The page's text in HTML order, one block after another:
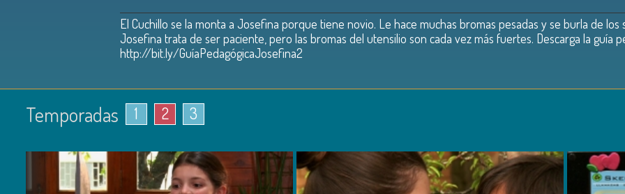
El Cuchillo se la monta a Josefina porque tiene novio. Le hace muchas bromas pesadas y se burla de los
Josefina trata de ser paciente, pero las bromas del utensilio son cada vez más fuertes. Descarga la guía
http://bit.ly/GuíaPedagógicaJosefina2
Temporadas 1 2 3